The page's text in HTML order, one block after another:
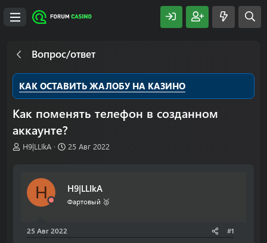
Вопрос/ответ
КАК ОСТАВИТЬ ЖАЛОБУ НА КАЗИНО
Как поменять телефон в созданном
аккаунте?
А
ы
H9|LLIkA
Д
н
а
25 Авг 2022
H H9|LLIkA
Фартовый 🥈
25 Авг 2022 #1